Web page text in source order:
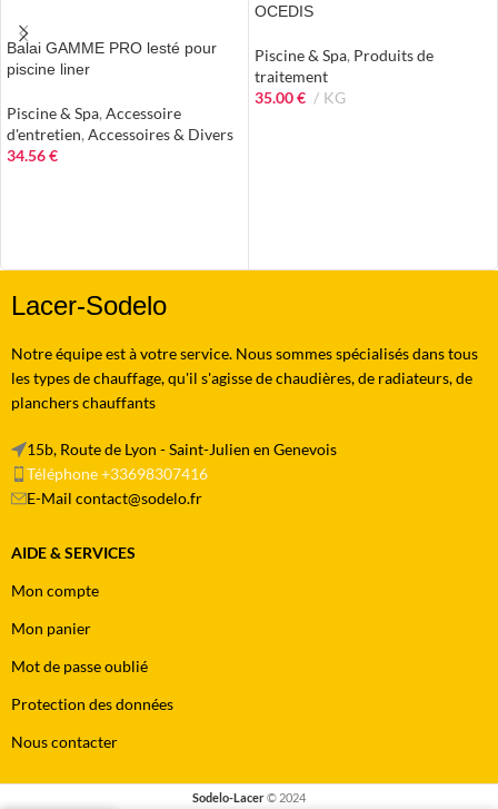
Balai GAMME PRO lesté pour
piscine liner
Piscine & Spa, Accessoire
d'entretien, Accessoires & Divers
34.56€
OCEDIS
Piscine & Spa, Produits de
traitement
35.00€ KG
Lacer-Sodelo
Notre équipe est à votre service. Nous sommes spécialisés dans tous
les types de chauffage, qu'il s'agisse de chaudières, de radiateurs, de
planchers chauffants
15b, Route de Lyon - Saint-Julien en Genevois
Téléphone +33698307416
E-Mail contact@sodelo.fr
AIDE & SERVICES
Mon compte
Mon panier
Mot de passe oublié
Protection des données
Nous contacter
Sodelo-Lacer© 2024